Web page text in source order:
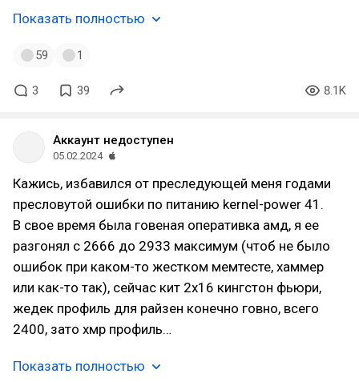
Показать полностью
59 1
3 39 8.1K
Аккаунт недоступен
05.02.2024
Кажись, избавился от преследующей меня годами
пресловутой ошибки по питанию kernel-power 41.
В свое время была говеная оперативка амд, я ее
разгонял с 2666 до 2933 максимум (чтоб не было
ошибок при каком-то жестком мемтесте, хаммер
или как-то так), сейчас кит 2х16 кингстон фьюри,
жедек профиль для райзен конечно говно, всего
2400, зато хмр профиль…
Показать полностью